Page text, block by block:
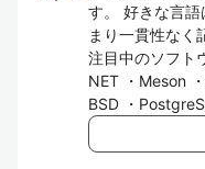
す。 好きな言
まり一貫性なく
注目中のソフト
NET ・Meson
BSD ・